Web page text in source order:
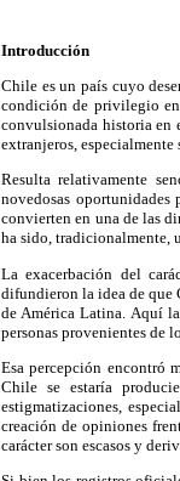
Introducción
Chile es un país cuyo
condición de privilegio
convulsionada historia en
extranjeros,
Resulta relativamente
novedosas
convierten en una de las
ha sido, tradicionalmente,
La exacerbación del
difundieron la idea de que
de América Latina. Aquí
personas provenientes de
Esa percepción encontró
Chile se estaría
estigmatizaciones,
creación de opiniones
carácter son escasos y